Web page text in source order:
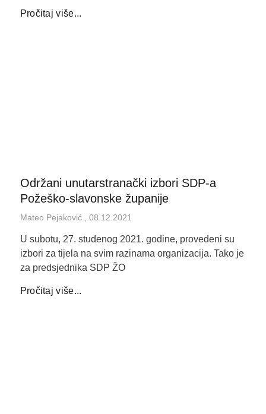
Pročitaj više...
Održani unutarstranački izbori SDP-a
Požeško-slavonske županije
Mateo Pejaković 08.12.2021
U subotu, 27. studenog 2021. godine, provedeni su
izbori za tijela na svim razinama organizacija. Tako je
za predsjednika SDP ŽO
Pročitaj više...